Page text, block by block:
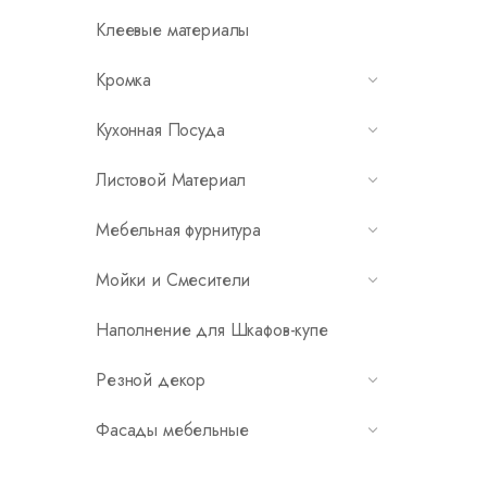
Клеевые материалы
Кромка
Кухонная Посуда
Листовой Материал
Мебельная фурнитура
Мойки и Смесители
Наполнение для Шкафов-купе
Резной декор
Фасады мебельные